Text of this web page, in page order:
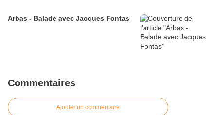
Arbas - Balade avec Jacques Fontas
Commentaires
Ajouter un commentaire